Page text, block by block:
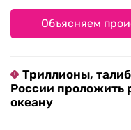
Объясняем
Триллионы,
России проложить
океану